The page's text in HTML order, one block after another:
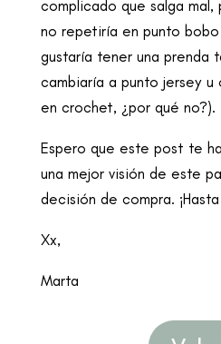
complicado que salga
no repetiría en punto
gustaría tener una prenda
cambiaría a punto jersey u
en crochet, ¿por qué no?).
Espero que este post te
una mejor visión de este
decisión de compra.
Xx,
Marta